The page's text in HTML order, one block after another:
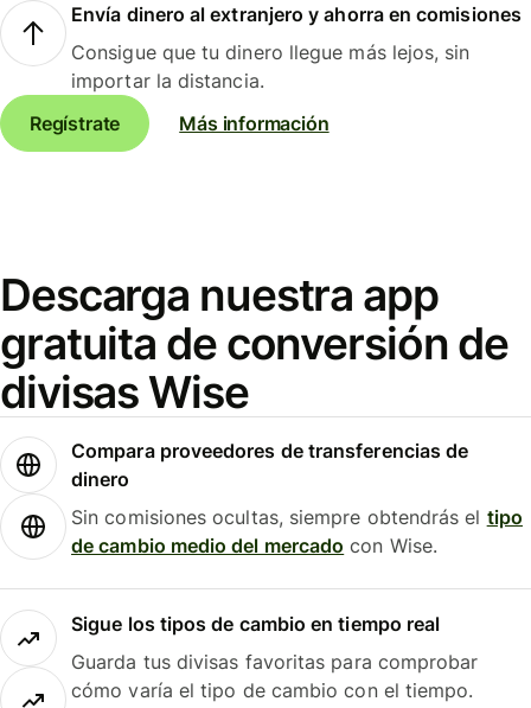
Envía dinero al extranjero y ahorra en comisiones
Consigue que tu dinero llegue más lejos, sin
importar la distancia.
Regístrate
Más información
Descarga nuestra app
gratuita de conversión de
divisas Wise
Compara proveedores de transferencias de
dinero
Sin comisiones ocultas, siempre obtendrás el tipo
de cambio medio del mercado con Wise.
Sigue los tipos de cambio en tiempo real
Guarda tus divisas favoritas para comprobar
cómo varía el tipo de cambio con el tiempo.